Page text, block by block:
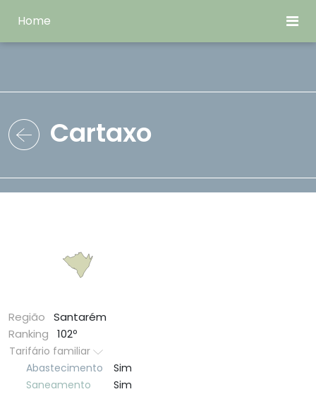
Home
Cartaxo
Região
Santarém
Ranking
102º
Tarifário familiar
Abastecimento
Sim
Saneamento
Sim